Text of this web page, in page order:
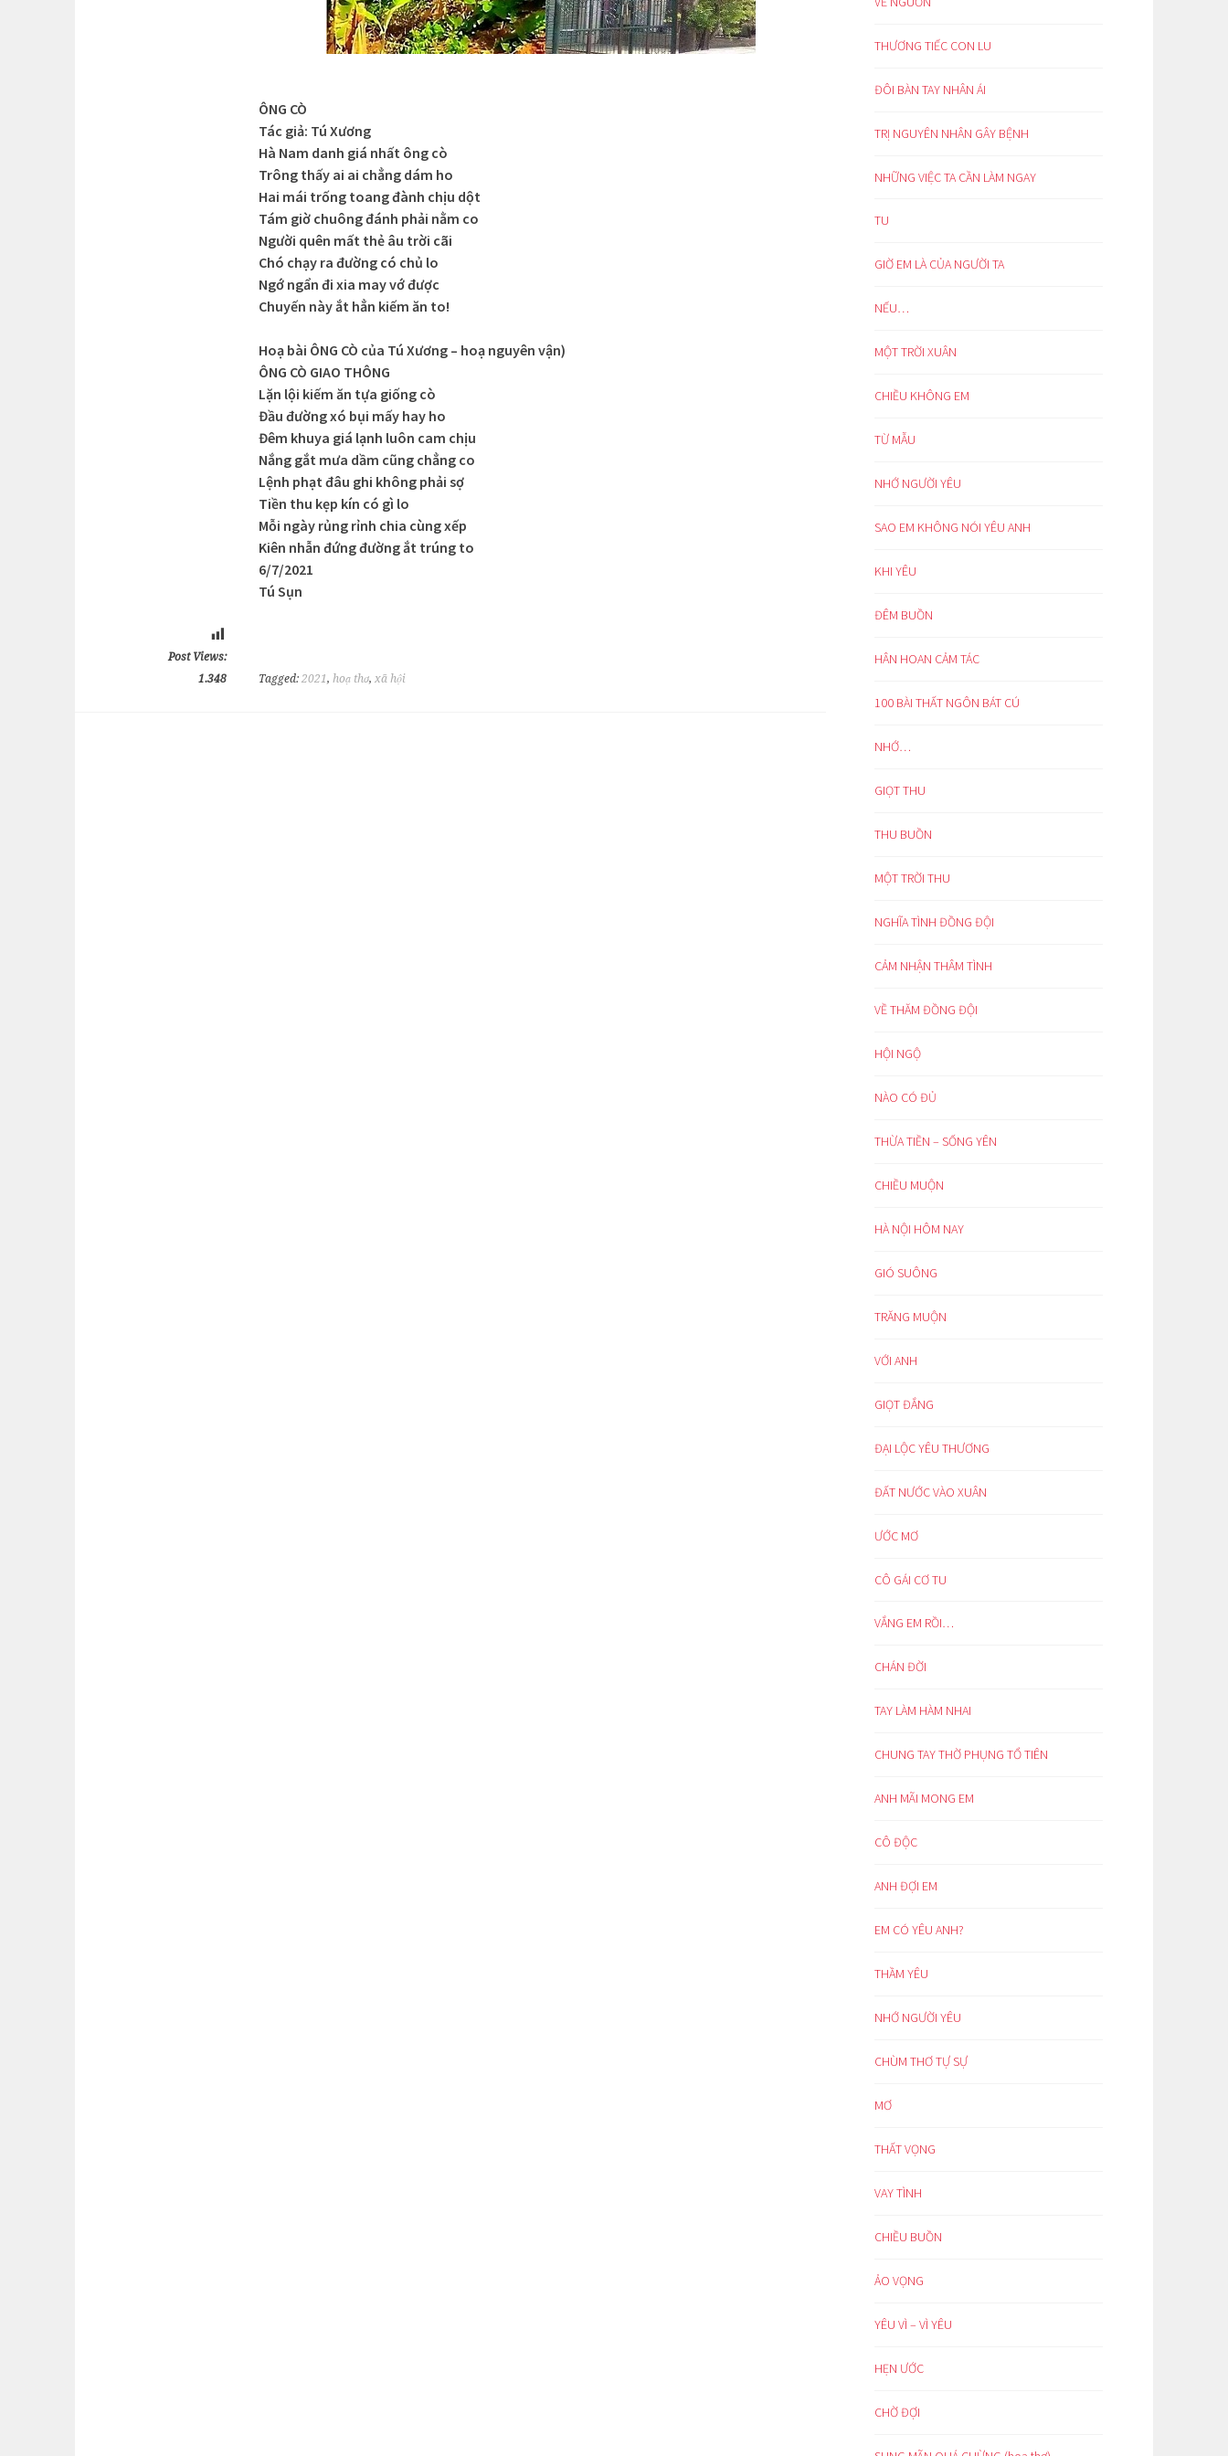
ÔNG CÒ
Tác giả: Tú Xương
Hà Nam danh giá nhất ông cò
Trông thấy ai ai chẳng dám ho
Hai mái trống toang đành chịu dột
Tám giờ chuông đánh phải nằm co
Người quên mất thẻ âu trời cãi
Chó chạy ra đường có chủ lo
Ngớ ngẩn đi xia may vớ được
Chuyến này ắt hẳn kiếm ăn to!
Hoạ bài ÔNG CÒ của Tú Xương – hoạ nguyên vận)
ÔNG CÒ GIAO THÔNG
Lặn lội kiếm ăn tựa giống cò
Đầu đường xó bụi mấy hay ho
Đêm khuya giá lạnh luôn cam chịu
Nắng gắt mưa dầm cũng chẳng co
Lệnh phạt đâu ghi không phải sợ
Tiền thu kẹp kín có gì lo
Mỗi ngày rủng rỉnh chia cùng xếp
Kiên nhẫn đứng đường ắt trúng to
6/7/2021
Tú Sụn
Post Views:
1.348
Tagged: 2021, hoạ thơ, xã hội
THƯƠNG TIẾC CON LU
ĐÔI BÀN TAY NHÂN ÁI
TRỊ NGUYÊN NHÂN GÂY BỆNH
NHỮNG VIỆC TA CẦN LÀM NGAY
TU
GIỜ EM LÀ CỦA NGƯỜI TA
NẾU…
MỘT TRỜI XUÂN
CHIỀU KHÔNG EM
TỪ MẪU
NHỚ NGƯỜI YÊU
SAO EM KHÔNG NÓI YÊU ANH
KHI YÊU
ĐÊM BUỒN
HÂN HOAN CẢM TÁC
100 BÀI THẤT NGÔN BÁT CÚ
NHỚ…
GIỌT THU
THU BUỒN
MỘT TRỜI THU
NGHĨA TÌNH ĐỒNG ĐỘI
CẢM NHẬN THÂM TÌNH
VỀ THĂM ĐỒNG ĐỘI
HỘI NGỘ
NÀO CÓ ĐỦ
THỪA TIỀN – SỐNG YÊN
CHIỀU MUỘN
HÀ NỘI HÔM NAY
GIÓ SUÔNG
TRĂNG MUỘN
VỚI ANH
GIỌT ĐẮNG
ĐẠI LỘC YÊU THƯƠNG
ĐẤT NƯỚC VÀO XUÂN
ƯỚC MƠ
CÔ GÁI CƠ TU
VẮNG EM RỒI…
CHÁN ĐỜI
TAY LÀM HÀM NHAI
CHUNG TAY THỜ PHỤNG TỔ TIÊN
ANH MÃI MONG EM
CÔ ĐỘC
ANH ĐỢI EM
EM CÓ YÊU ANH?
THẦM YÊU
NHỚ NGƯỜI YÊU
CHÙM THƠ TỰ SỰ
MƠ
THẤT VỌNG
VAY TÌNH
CHIỀU BUỒN
ẢO VỌNG
YÊU VÌ – VÌ YÊU
HẸN ƯỚC
CHỜ ĐỢI